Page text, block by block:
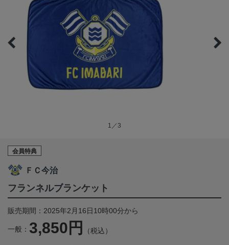
1／3
会員特典
ＦＣ今治
フランネルブランケット
販売期間：2025年2月16日10時00分から
一般： 3,850円 （税込）